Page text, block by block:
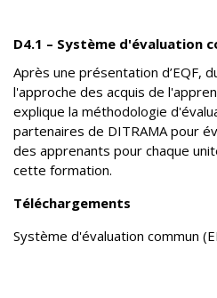
D4.1 – Système d'évaluation
Après une présentation d’EQF,
l'approche des acquis de
explique la méthodologie
partenaires de DITRAMA pour
des apprenants pour chaque
cette formation.
Téléchargements
Système d'évaluation commun